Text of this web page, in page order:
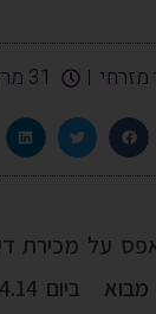
מזרחי 31 מרץ, 2015
על מכירת
מבוא